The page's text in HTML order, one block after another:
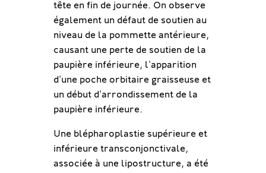
tête en fin de journée. On observe
également un défaut de soutien au
niveau de la pommette antérieure,
causant une perte de soutien de la
paupière inférieure, l'apparition
d'une poche orbitaire graisseuse et
un début d'arrondissement de la
paupière inférieure.
Une blépharoplastie supérieure et
inférieure transconjonctivale,
associée à une lipostructure, a été
esthétique permet une prise en
charge globale et optimale.
Pour cette patiente, une
blépharoplastie supérieure et
inférieure a été réalisée sans
cicatrice visible, dans le but
d’illuminer le regard. Une
rehausser les pommettes et
améliorer les contours du visage.
En complément, des injections
également réduire le champ visuel
et provoquer des maux de tête en
fin de journée.
La blépharoplastie chirurgicale est
le traitement de référence pour
les poches sous les yeux et l'excès
de peau sur la paupière supérieure.
ambulatoire avec d'excellents
résultats et une gêne minimale
pour le patient.